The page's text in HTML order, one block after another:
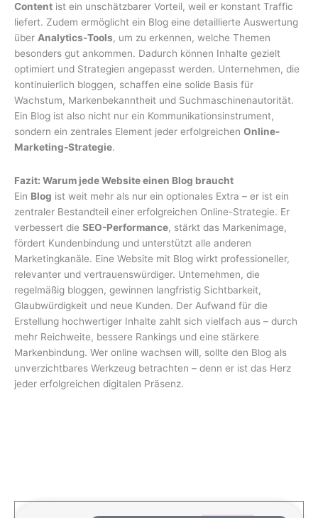
Content ist ein unschätzbarer Vorteil, weil er konstant Traffic
liefert. Zudem ermöglicht ein Blog eine detaillierte Auswertung
über Analytics-Tools, um zu erkennen, welche Themen
besonders gut ankommen. Dadurch können Inhalte gezielt
optimiert und Strategien angepasst werden. Unternehmen, die
kontinuierlich bloggen, schaffen eine solide Basis für
Wachstum, Markenbekanntheit und Suchmaschinenautorität.
Ein Blog ist also nicht nur ein Kommunikationsinstrument,
sondern ein zentrales Element jeder erfolgreichen Online-
Marketing-Strategie.
Fazit: Warum jede Website einen Blog braucht
Ein Blog ist weit mehr als nur ein optionales Extra – er ist ein
zentraler Bestandteil einer erfolgreichen Online-Strategie. Er
verbessert die SEO-Performance, stärkt das Markenimage,
fördert Kundenbindung und unterstützt alle anderen
Marketingkanäle. Eine Website mit Blog wirkt professioneller,
relevanter und vertrauenswürdiger. Unternehmen, die
regelmäßig bloggen, gewinnen langfristig Sichtbarkeit,
Glaubwürdigkeit und neue Kunden. Der Aufwand für die
Erstellung hochwertiger Inhalte zahlt sich vielfach aus – durch
mehr Reichweite, bessere Rankings und eine stärkere
Markenbindung. Wer online wachsen will, sollte den Blog als
unverzichtbares Werkzeug betrachten – denn er ist das Herz
jeder erfolgreichen digitalen Präsenz.